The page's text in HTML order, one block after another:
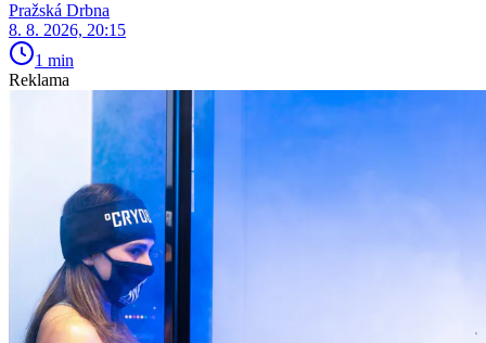
Pražská Drbna
8. 8. 2026, 20:15
1 min
Reklama